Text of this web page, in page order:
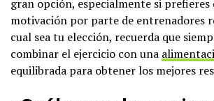
gran opción, especialmente si prefieres
motivación por parte de entrenadores
cual sea tu elección, recuerda que
combinar el ejercicio con una
equilibrada para obtener los mejores